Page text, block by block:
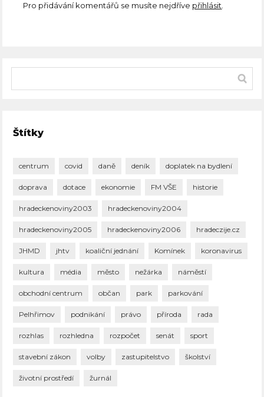
Pro přidávání komentářů se musíte nejdříve přihlásit
Štítky
centrum covid daně deník doplatek na bydlení
doprava dotace ekonomie FM VŠE historie
hradeckenoviny2003 hradeckenoviny2004
hradeckenoviny2005 hradeckenoviny2006 hradeczije.cz
JHMD jhtv koaliční jednání Komínek koronavirus
kultura média město nežárka náměstí
obchodní centrum občan park parkování
Pelhřimov podnikání právo příroda rada
rozhlas rozhledna rozpočet senát sport
stavební zákon volby zastupitelstvo školství
životní prostředí žurnál